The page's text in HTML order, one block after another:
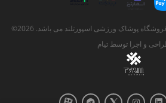
پوشاک ورزشی اسپورتلند می باشد. 2026©
و اجرا توسطتیام